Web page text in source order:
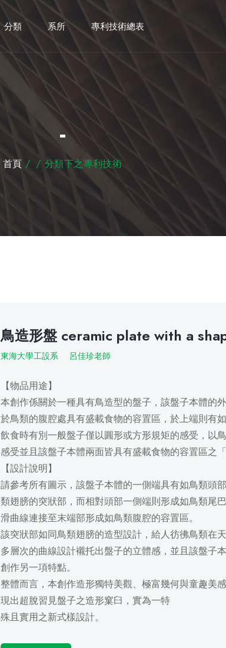
分類 系所 專利技術總表
-
首頁 / / 分類下之專利技術
鳥造形盤 ceramic plate with a
東海大學工設系 呂佳珍老師
【物品用途】
本創作係關於一種具有鳥造型的盤子，該盤子本體的
於鳥類的腹腔處具有盛載食物的容置區，於上端則有
飲食時有別一般盤子僅以圓形或方形規矩的感受，以
感受並且該盤子本體兩面皆具有盛載食物的容置區之
【設計說明】
請參考所有圖示，該盤子本體的一側端具有如鳥類頭
類翅膀的突狀部，而相對頭部一側端則形成如鳥類尾
滑曲線連接至末端部形成如鳥類腹腔的容置區。
該突狀部如同鳥類翅膀的造型設計，給人彷彿鳥類在
多層次的曲線設計襯托出盤子的立體感，並且該盤子
創作另一項特點。
整體而言，本創作造形獨特美觀、極富幾何與童趣美
現出超脫習見盤子之造形窠臼，實為一特
殊且實用之新式樣設計。